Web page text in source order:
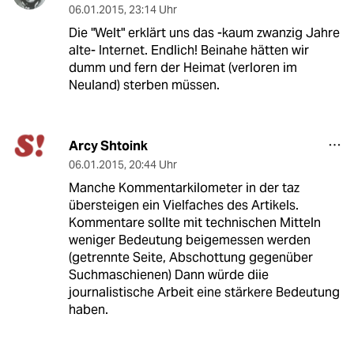
06.01.2015, 23:14 Uhr
Die "Welt" erklärt uns das -kaum zwanzig Jahre
alte- Internet. Endlich! Beinahe hätten wir
dumm und fern der Heimat (verloren im
Neuland) sterben müssen.
Arcy Shtoink
06.01.2015, 20:44 Uhr
Manche Kommentarkilometer in der taz
übersteigen ein Vielfaches des Artikels.
Kommentare sollte mit technischen Mitteln
weniger Bedeutung beigemessen werden
(getrennte Seite, Abschottung gegenüber
Suchmaschienen) Dann würde diie
journalistische Arbeit eine stärkere Bedeutung
haben.